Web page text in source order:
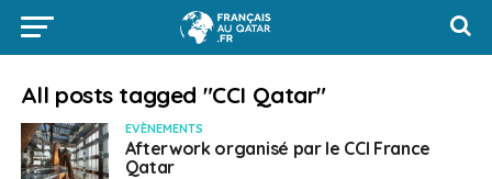
All posts tagged "CCI Qatar"
EVÈNEMENTS
Afterwork organisé par le CCI France
Qatar